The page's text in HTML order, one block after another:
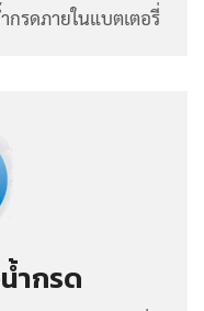
กรดภายในแบตเตอรี่
ำกรด